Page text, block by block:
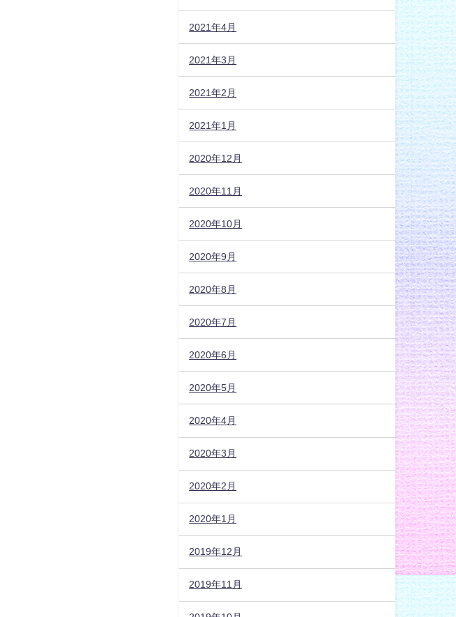
2021年4月
2021年3月
2021年2月
2021年1月
2020年12月
2020年11月
2020年10月
2020年9月
2020年8月
2020年7月
2020年6月
2020年5月
2020年4月
2020年3月
2020年2月
2020年1月
2019年12月
2019年11月